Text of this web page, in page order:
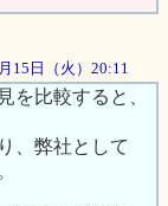
15日（火）20:11
を比較すると、
、弊社として